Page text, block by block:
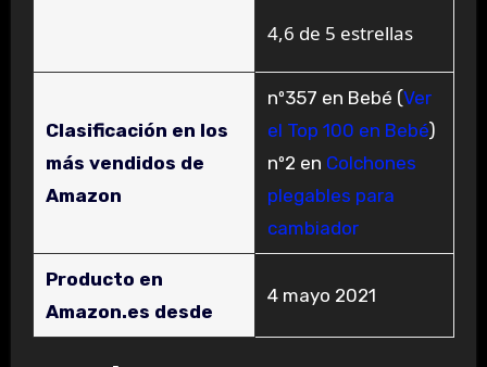
4,6 de 5 estrellas
Clasificación en los
más vendidos de
Amazon
nº357 en Bebé (Ver
el Top 100 en Bebé)
nº2 en Colchones
plegables para
cambiador
Producto en
Amazon.es desde
4 mayo 2021